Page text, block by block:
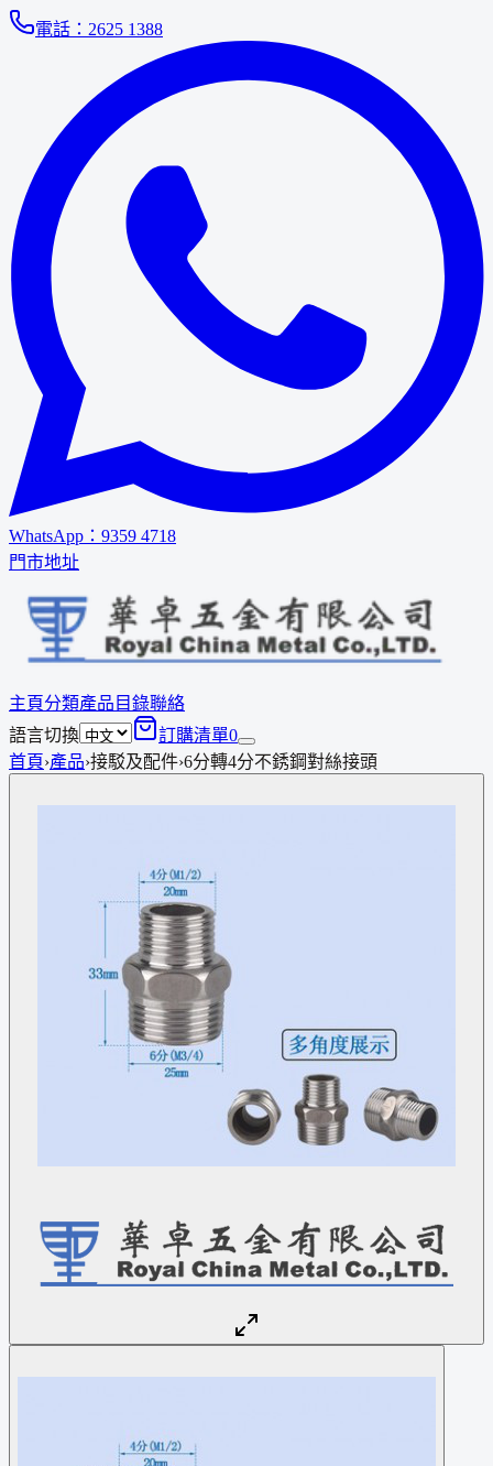
電話： 2625 1388
WhatsApp： 9359 4718
門市地址
主頁分類產品 目錄聯絡
語言切換
訂購清單0
首頁›產品›接駁及配件›6分轉4分不銹鋼對絲接頭